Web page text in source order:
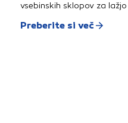
vsebinskih sklopov za
Preberite si več